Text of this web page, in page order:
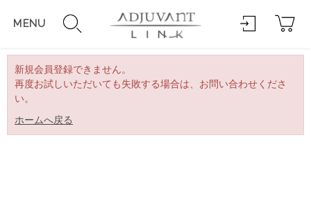
MENU
新規会員登録できません。
再度お試しいただいても失敗する場合は、お問い合わせくださ
い。
ホームへ戻る